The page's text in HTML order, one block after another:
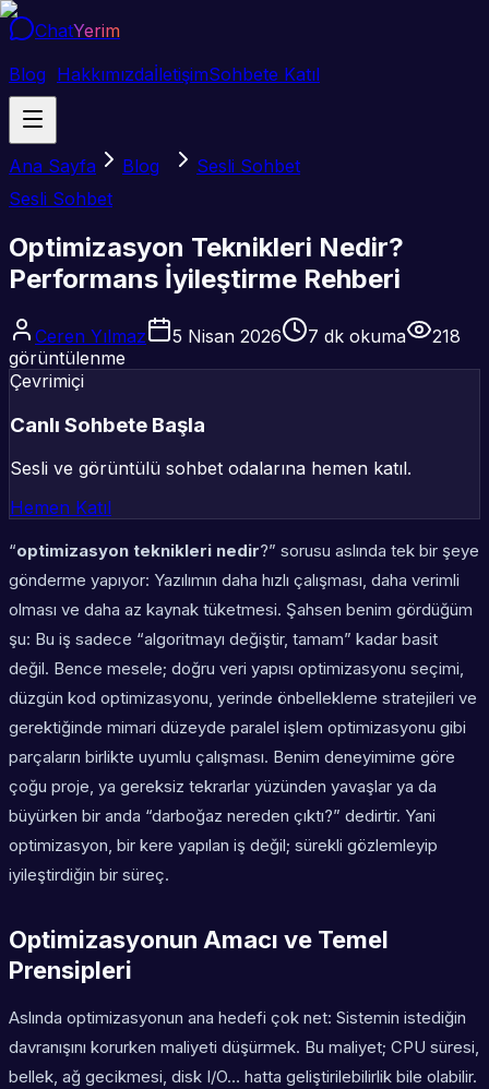
ChatYerim
Blog HakkımızdaİletişimSohbete Katıl
Ana Sayfa Blog
Sesli Sohbet
Sesli Sohbet
Optimizasyon Teknikleri Nedir?
Performans İyileştirme Rehberi
Ceren Yılmaz 5 Nisan 2026 7 dk okuma
218
görüntülenme
Çevrimiçi
Canlı Sohbete Başla
Sesli ve görüntülü sohbet odalarına hemen katıl.
Hemen Katıl
“optimizasyon teknikleri nedir?” sorusu aslında tek bir şeye
gönderme yapıyor: Yazılımın daha hızlı çalışması, daha verimli
olması ve daha az kaynak tüketmesi. Şahsen benim gördüğüm
şu: Bu iş sadece “algoritmayı değiştir, tamam” kadar basit
değil. Bence mesele; doğru veri yapısı optimizasyonu seçimi,
düzgün kod optimizasyonu, yerinde önbellekleme stratejileri ve
gerektiğinde mimari düzeyde paralel işlem optimizasyonu gibi
parçaların birlikte uyumlu çalışması. Benim deneyimime göre
çoğu proje, ya gereksiz tekrarlar yüzünden yavaşlar ya da
büyürken bir anda “darboğaz nereden çıktı?” dedirtir. Yani
optimizasyon, bir kere yapılan iş değil; sürekli gözlemleyip
iyileştirdiğin bir süreç.
Optimizasyonun Amacı ve Temel
Prensipleri
Aslında optimizasyonun ana hedefi çok net: Sistemin istediğin
davranışını korurken maliyeti düşürmek. Bu maliyet; CPU süresi,
bellek, ağ gecikmesi, disk I/O… hatta geliştirilebilirlik bile olabilir.